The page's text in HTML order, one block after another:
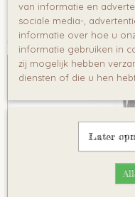
Ook interessant
van informatie en
sociale media-,
informatie over hoe u
informatie gebruiken in
zij mogelijk hebben
diensten of die u hen
Later